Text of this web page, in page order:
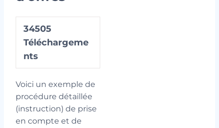
34505
Téléchargeme
nts
Voici un exemple de
procédure détaillée
(instruction) de prise
en compte et de